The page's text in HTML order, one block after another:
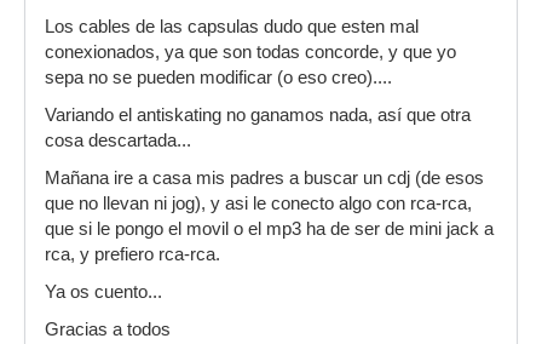
Los cables de las capsulas dudo que esten mal
conexionados, ya que son todas concorde, y que yo
sepa no se pueden modificar (o eso creo)....
Variando el antiskating no ganamos nada, así que otra
cosa descartada...
Mañana ire a casa mis padres a buscar un cdj (de esos
que no llevan ni jog), y asi le conecto algo con rca-rca,
que si le pongo el movil o el mp3 ha de ser de mini jack a
rca, y prefiero rca-rca.
Ya os cuento...
Gracias a todos